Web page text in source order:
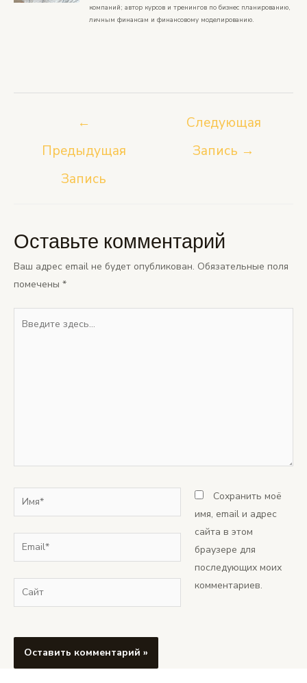
компаний; автор курсов и тренингов по бизнес планированию,
личным финансам и финансовому моделированию.
←
Предыдущая
Запись
Следующая
Запись →
Оставьте комментарий
Ваш адрес email не будет опубликован. Обязательные поля
помечены *
Имя*
Email*
Сайт
Сохранить моё
имя, email и адрес
сайта в этом
браузере для
последующих моих
комментариев.